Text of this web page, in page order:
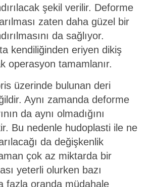
şekil verilir. Deforme
zaten daha güzel bir
da sağlıyor.
kendiliğinden eriyen dikiş
operasyon tamamlanır.
üzerinde bulunan deri
Aynı zamanda deforme
da aynı olmadığını
Bu nedenle hudoplasti ile ne
da değişkenlik
çok az miktarda bir
yeterli olurken bazı
fazla oranda müdahale